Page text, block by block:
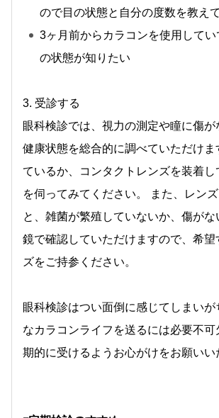
ので目の状態と自分の度数を教え
3ヶ月前からカラコンを使用して
の状態が知りたい
3. 受診する
眼科検診では、視力の測定や瞳に傷
健康状態を総合的に調べていただけま
ているか、コンタクトレンズを装着
を伺ってみてください。 また、レン
と、雑菌が繁殖していないか、傷が
鏡で確認していただけますので、希望
ズをご持参ください。
眼科検診はつい面倒に感じてしまい
なカラコンライフを送るには必要不可
期的に受けるようお心がけをお願いい